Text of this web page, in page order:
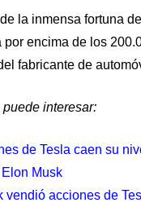
la inmensa fortuna
por encima de los
fabricante de
interesar:
de Tesla caen su
Musk
vendió acciones de